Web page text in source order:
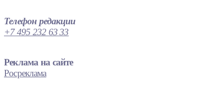
Телефон редакции
+7 495 232 63 33
Реклама на сайте
Росреклама